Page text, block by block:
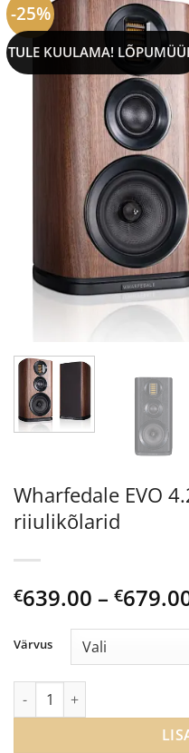
-25%
TULE KUULAMA!
Wharfedale EVO
riiulikõlarid
€639.00 – €
Värvus
Wharfedale EVO 4.2